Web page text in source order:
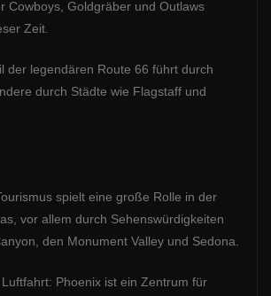
Cowboys, Goldgräber und Outlaws
Zeit.
der legendären Route 66 führt durch
durch Städte wie Flagstaff und
spielt eine große Rolle in der
vor allem durch Sehenswürdigkeiten
den Monument Valley und Sedona.
Phoenix ist ein Zentrum für